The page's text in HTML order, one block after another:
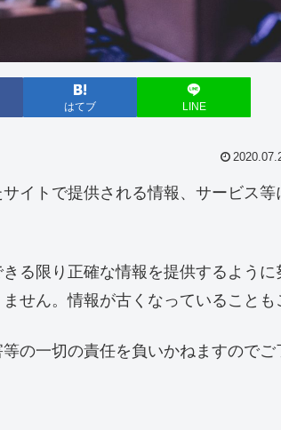
はてブ LINE
イトで提供される情報、サービス等
る限り正確な情報を提供するように
せん。情報が古くなっていることも
の一切の責任を負いかねますのでご